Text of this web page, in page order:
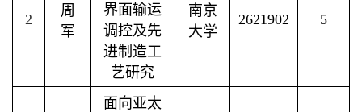
2
周
军
界面输运
调控及先
进制造工
艺研究
南京
大学
2621902 5
面向亚太